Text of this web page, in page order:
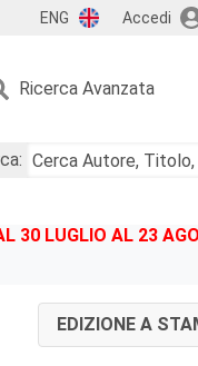
ENG Accedi
Ricerca Avanzata
30 LUGLIO AL 23
EDIZIONE A